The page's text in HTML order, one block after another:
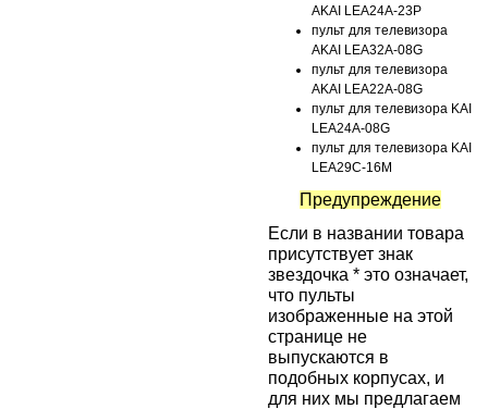
AKAI LEA24A-23P
пульт для телевизора
AKAI LEA32A-08G
пульт для телевизора
AKAI LEA22A-08G
пульт для телевизора KAI
LEA24A-08G
пульт для телевизора KAI
LEA29C-16M
Предупреждение
Если в названии товара
присутствует знак
звездочка * это означает,
что пульты
изображенные на этой
странице не
выпускаются в
подобных корпусах, и
для них мы предлагаем